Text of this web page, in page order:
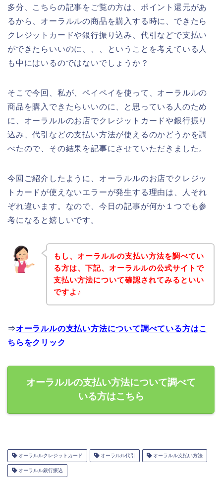
多分、こちらの記事をご覧の方は、ポイント還元があ
るから、オーラルルの商品を購入する時に、できたら
クレジットカードや銀行振り込み、代引などで支払い
ができたらいいのに、、、ということを考えている人
も中にはいるのではないでしょうか？
そこで今回、私が、ペイペイを使って、オーラルルの
商品を購入できたらいいのに、と思っている人のため
に、オーラルルのお店でクレジットカードや銀行振り
込み、代引などの支払い方法が使えるのかどうかを調
べたので、その結果を記事にさせていただきました。
今回ご紹介したように、オーラルルのお店でクレジッ
トカードが使えないエラーが発生する理由は、人それ
ぞれ違います。なので、今日の記事が何か１つでも参
考になると嬉しいです。
もし、オーラルルの支払い方法を調べてい
る方は、下記、オーラルルの公式サイトで
支払い方法について確認されてみるといい
ですよ♪
⇒オーラルルの支払い方法について調べている方はこ
ちらをクリック
オーラルルの支払い方法について調べて
いる方はこちら
オーラルルクレジットカード オーラルル代引 オーラルル支払い方法
オーラルル銀行振込